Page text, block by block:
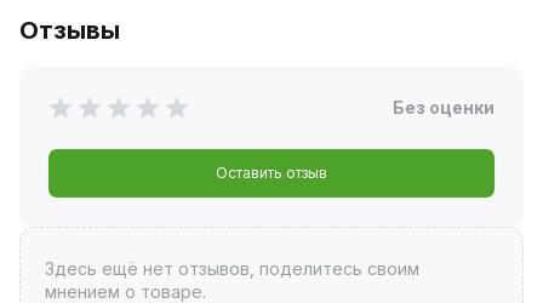
Отзывы
Без оценки
Оставить отзыв
Здесь ещё нет отзывов, поделитесь своим
мнением о товаре.